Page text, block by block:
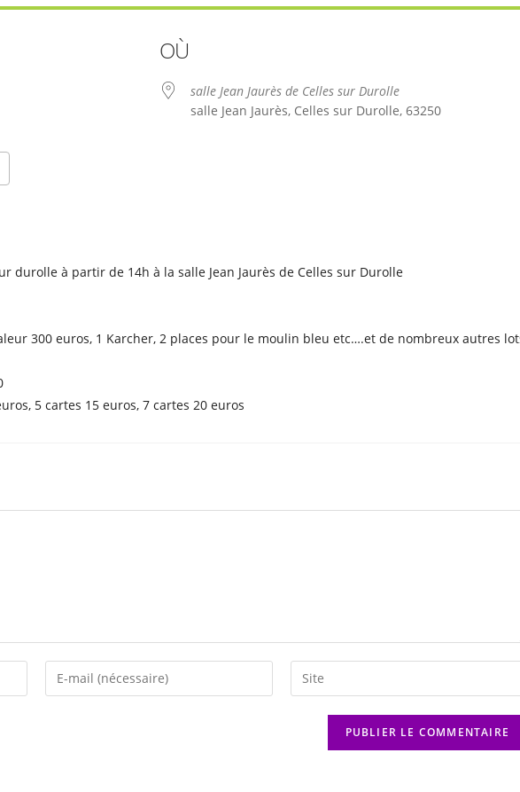
OÙ
salle Jean Jaurès de Celles sur Durolle
salle Jean Jaurès, Celles sur Durolle, 63250
durolle à partir de 14h à la salle Jean Jaurès de Celles sur Durolle
300 euros, 1 Karcher, 2 places pour le moulin bleu etc….et de nombreux autres
5 cartes 15 euros, 7 cartes 20 euros